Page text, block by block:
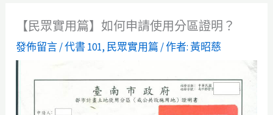
【民眾實用篇】如何申請使用分區證明？
發佈留言/代書 101, 民眾實用篇/ 作者:黃昭慈